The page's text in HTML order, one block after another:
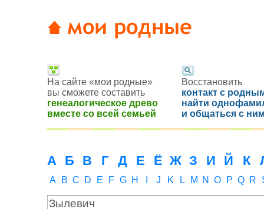
На сайте «мои родные»
вы сможете составить
генеалогическое древо
вместе со всей семьей
Восстановить
контакт с
найти
и общаться с
А Б В Г Д Е Ё Ж З И Й К
A B C D E F G H J K L M N O P Q R